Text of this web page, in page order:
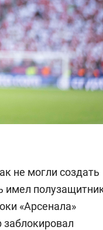
не могли создать
имел
«Арсенала»
заблокировал